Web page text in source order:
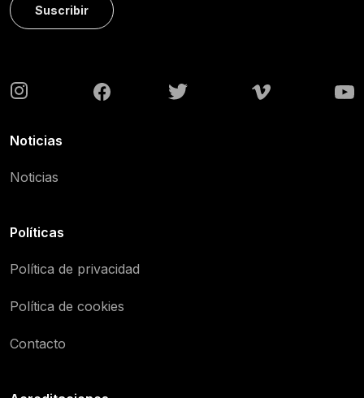
Suscribir
Noticias
Noticias
Políticas
Política de privacidad
Política de cookies
Contacto